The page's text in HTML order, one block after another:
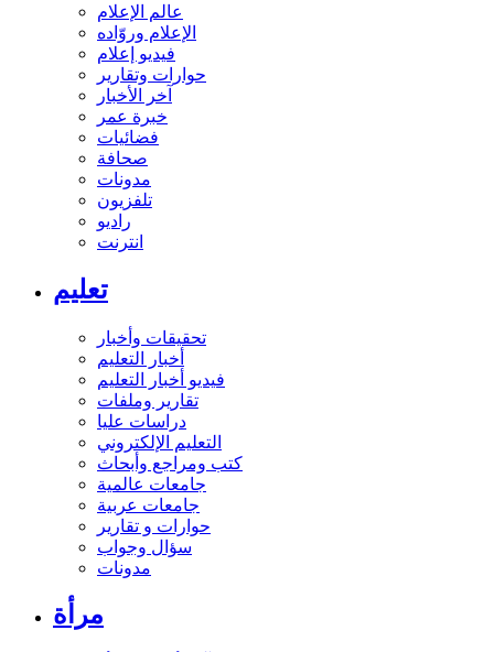
عالم الإعلام
الإعلام وروّاده
فيديو إعلام
حوارات وتقارير
آخر الأخبار
خبرة عمر
فضائيات
صحافة
مدونات
تلفزيون
راديو
انترنت
تعليم
تحقيقات وأخبار
أخبار التعليم
فيديو أخبار التعليم
تقارير وملفات
دراسات عليا
التعليم الإلكتروني
كتب ومراجع وأبحاث
جامعات عالمية
جامعات عربية
حوارات و تقارير
سؤال وجواب
مدونات
مرأة